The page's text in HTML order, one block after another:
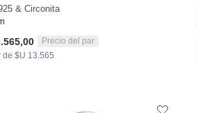
& Circonita
Precio del par
de $U 13.565